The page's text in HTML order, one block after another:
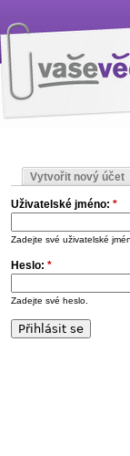
Vytvořit nový účet
Uživatelské jméno: *
Zadejte své uživatelské
Heslo: *
Zadejte své heslo.